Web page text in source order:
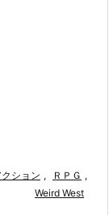
クション , ＲＰＧ ,
Weird West